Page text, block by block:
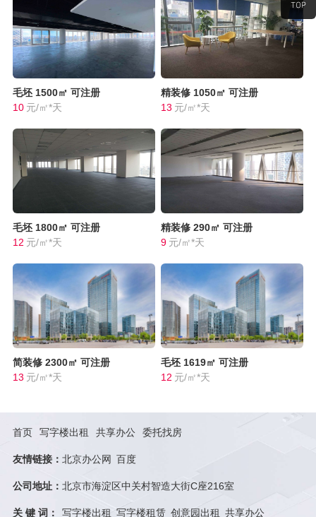
毛坯 1500㎡ 可注册
10 元/㎡*天
精装修 1050㎡ 可注册
13 元/㎡*天
毛坯 1800㎡ 可注册
12 元/㎡*天
精装修 290㎡ 可注册
9 元/㎡*天
简装修 2300㎡ 可注册
13 元/㎡*天
毛坯 1619㎡ 可注册
12 元/㎡*天
首页 写字楼出租 共享办公 委托找房
友情链接： 北京办公网 百度
公司地址： 北京市海淀区中关村智造大街C座216室
关 键 词： 写字楼出租 写字楼租赁 创意园出租 共享办公